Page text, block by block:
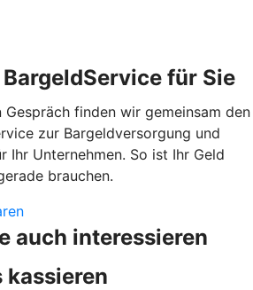
für Sie
Gespräch finden wir gemeinsam den
zur Bargeldversorgung und
Ihr Unternehmen. So ist Ihr Geld
brauchen.
auch interessieren
kassieren